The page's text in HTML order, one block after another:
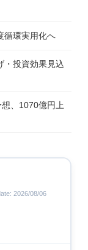
循環実用化へ
投資効果見込
、1070億円上
2026/08/06